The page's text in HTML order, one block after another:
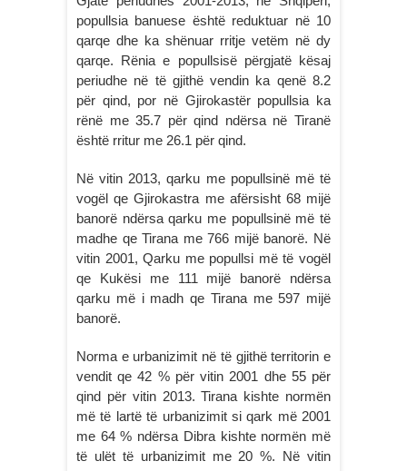
popullsia banuese është reduktuar në 10
qarqe dhe ka shënuar rritje vetëm në dy
qarqe. Rënia e popullsisë përgjatë kësaj
periudhe në të gjithë vendin ka qenë 8.2
për qind, por në Gjirokastër popullsia ka
rënë me 35.7 për qind ndërsa në Tiranë
është rritur me 26.1 për qind.
Në vitin 2013, qarku me popullsinë më të
vogël qe Gjirokastra me afërsisht 68 mijë
banorë ndërsa qarku me popullsinë më të
madhe qe Tirana me 766 mijë banorë. Në
vitin 2001, Qarku me popullsi më të vogël
qe Kukësi me 111 mijë banorë ndërsa
qarku më i madh qe Tirana me 597 mijë
banorë.
Norma e urbanizimit në të gjithë territorin e
vendit qe 42 % për vitin 2001 dhe 55 për
qind për vitin 2013. Tirana kishte normën
më të lartë të urbanizimit si qark më 2001
me 64 % ndërsa Dibra kishte normën më
të ulët të urbanizimit me 20 %. Në vitin